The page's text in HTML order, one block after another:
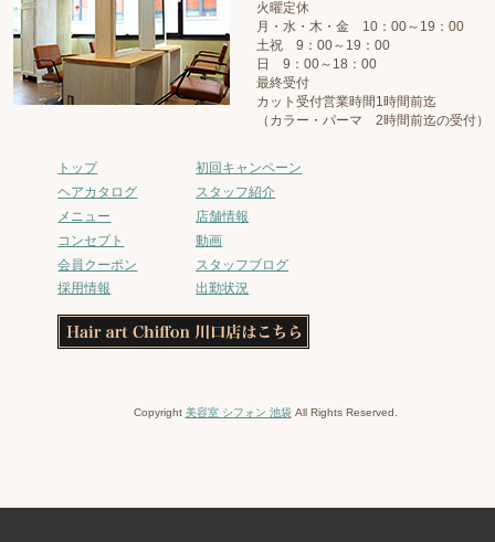
火曜定休
月・水・木・金 10：00～19：00
土祝 9：00～19：00
日 9：00～18：00
最終受付
カット受付営業時間1時間前迄
（カラー・パーマ 2時間前迄の受付）
トップ
初回キャンペーン
ヘアカタログ
スタッフ紹介
メニュー
店舗情報
コンセプト
動画
会員クーポン
スタッフブログ
採用情報
出勤状況
Copyright 美容室 シフォン 池袋All Rights Reserved.